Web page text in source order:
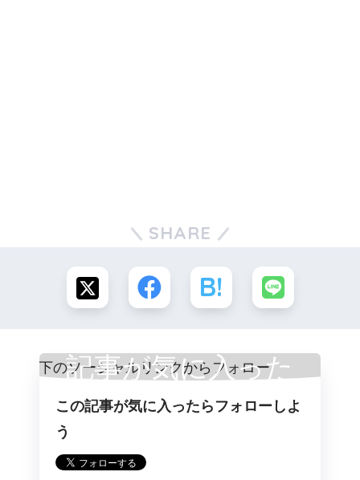
SHARE
記事が気に入った
らフォロー
この記事が気に入ったらフォローしよ
う